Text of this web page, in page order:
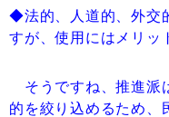
◆法的、人道的、外交
すが、使用にはメリッ
そうですね、推進派
的を絞り込めるため、